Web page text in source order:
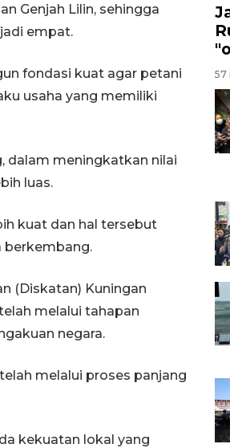
Genjah Lilin, sehingga
empat.
fondasi kuat agar petani
usaha yang memiliki
dalam meningkatkan nilai
luas.
kuat dan hal tersebut
berkembang.
(Diskatan) Kuningan
melalui tahapan
negara.
melalui proses panjang
kekuatan lokal yang
57